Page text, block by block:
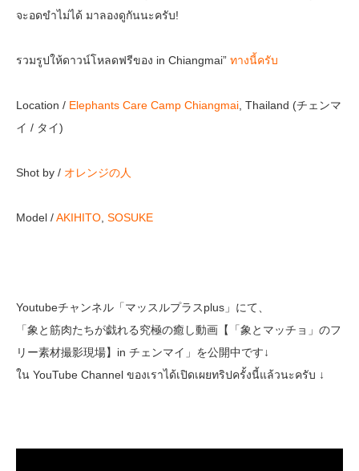
จะอดขำไม่ได้ มาลองดูกันนะครับ!
รวมรูปให้ดาวน์โหลดฟรีของ in Chiangmai” ทางนี้ครับ
Location / Elephants Care Camp Chiangmai , Thailand (チェンマ
イ / タイ)
Shot by / オレンジの人
Model /AKIHITO SOSUKE
Youtubeチャンネル「マッスルプラスplus」にて、
「象と筋肉たちが戯れる究極の癒し動画【「象とマッチョ」のフ
リー素材撮影現場】in チェンマイ」を公開中です↓
ใน YouTube Channel ของเราได้เปิดเผยทริปครั้งนี้แล้วนะครับ ↓